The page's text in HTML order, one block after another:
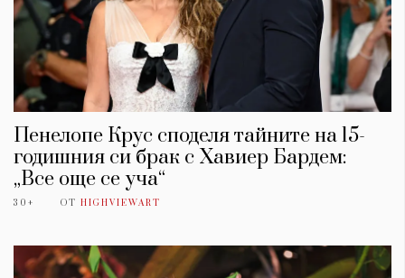
Пенелопе Крус споделя тайните на 15-
годишния си брак с Хавиер Бардем:
„Все още се уча“
30+ ОТ HIGHVIEWART